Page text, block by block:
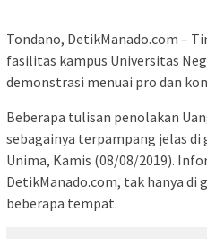
Tondano, DetikManado.com –
fasilitas kampus Universitas
demonstrasi menuai pro dan
Beberapa tulisan penolakan
sebagainya terpampang jelas
Unima, Kamis (08/08/2019).
DetikManado.com, tak hanya di
beberapa tempat.